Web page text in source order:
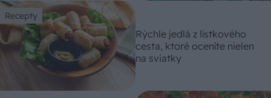
Recepty
Rýchle jedlá z lístkového
cesta, ktoré oceníte nielen
na sviatky